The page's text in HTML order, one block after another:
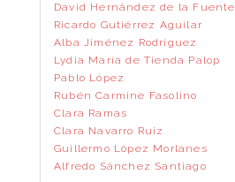
David Hernández de la Fuente
Ricardo Gutiérrez Aguilar
Alba Jiménez Rodríguez
Lydia María de Tienda Palop
Pablo López
Rubén Carmine Fasolino
Clara Ramas
Clara Navarro Ruiz
Guillermo López Morlanes
Alfredo Sánchez Santiago